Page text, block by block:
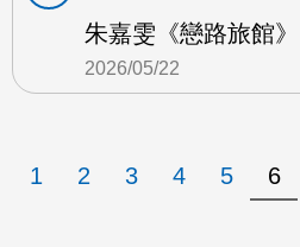
朱嘉雯《戀路旅館
2026/05/22
1 2 3 4 5 6